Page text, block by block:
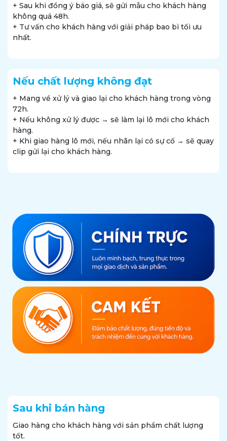
+ Sau khi đồng ý báo giá, sẽ gửi mẫu cho khách hàng
không quá 48h.
+ Tư vấn cho khách hàng với giải pháp bao bì tối ưu
nhất.
Nếu chất lượng không đạt
+ Mang về xử lý và giao lại cho khách hàng trong vòng
72h.
+ Nếu không xử lý được → sẽ làm lại lô mới cho khách
hàng.
+ Khi giao hàng lô mới, nếu nhãn lại có sự cố → sẽ quay
clip gửi lại cho khách hàng.
Sau khi bán hàng
Giao hàng cho khách hàng với sản phẩm chất lượng
tốt.